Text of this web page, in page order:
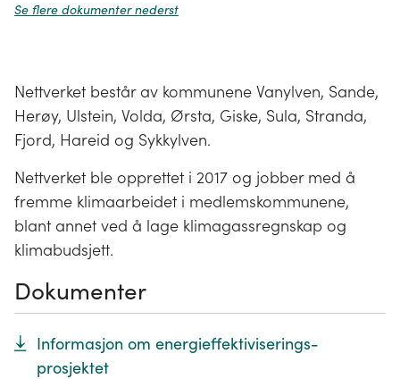
Se flere dokumenter nederst
Nettverket består av kommunene Vanylven, Sande,
Herøy, Ulstein, Volda, Ørsta, Giske, Sula, Stranda,
Fjord, Hareid og Sykkylven.
Nettverket ble opprettet i 2017 og jobber med å
fremme klimaarbeidet i medlemskommunene,
blant annet ved å lage klimagassregnskap og
klimabudsjett.
Dokumenter
Informasjon om energieffektiviserings-
prosjektet